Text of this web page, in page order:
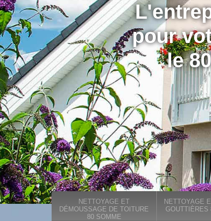
pour
le
NETTOYAGE ET
DÉMOUSSAGE DE TOITURE
80 SOMME
NETTOYAGE
GOUTTIÈRES